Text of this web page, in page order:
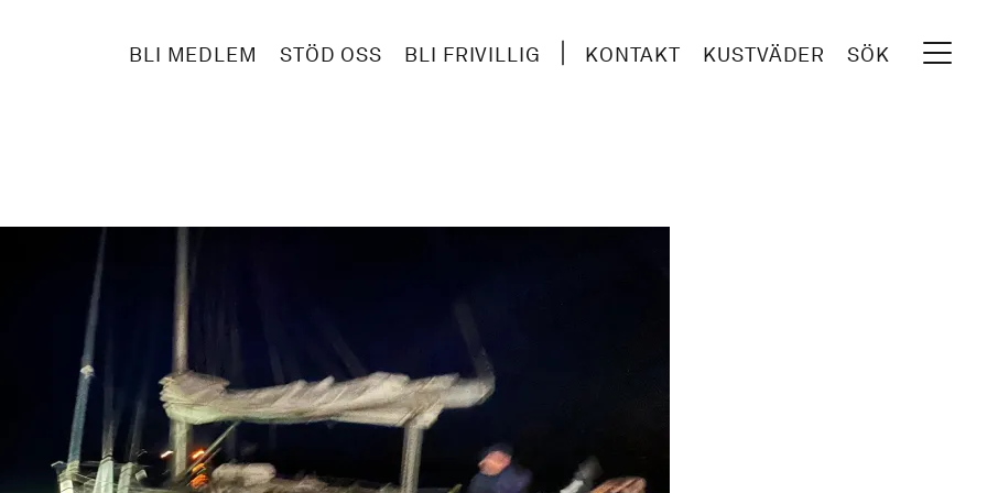
BLI MEDLEM STÖD OSS BLI FRIVILLIG KONTAKT KUSTVÄDER SÖK